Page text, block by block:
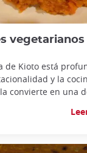
vegetarianos
de Kioto está
y la
convierte en una